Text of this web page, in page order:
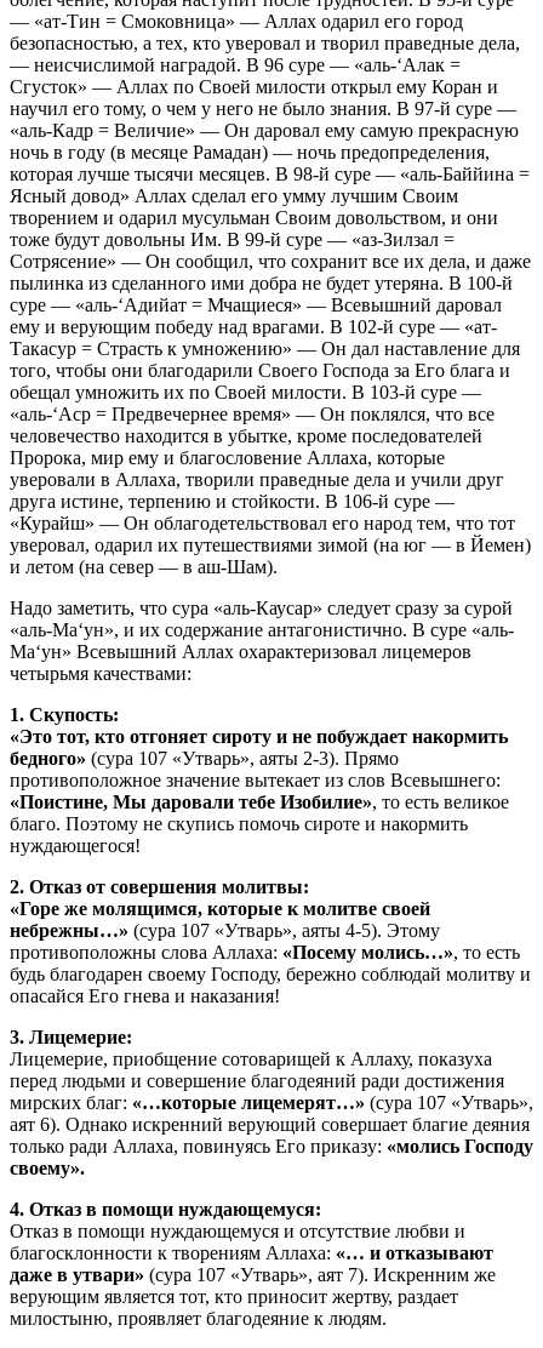
— «ат-Тин = Смоковница» — Аллах одарил его город
безопасностью, а тех, кто уверовал и творил праведные дела,
— неисчислимой наградой. В 96 суре — «аль-‘Алак =
Сгусток» — Аллах по Своей милости открыл ему Коран и
научил его тому, о чем у него не было знания. В 97-й суре —
«аль-Кадр = Величие» — Он даровал ему самую прекрасную
ночь в году (в месяце Рамадан) — ночь предопределения,
которая лучше тысячи месяцев. В 98-й суре — «аль-Баййина =
Ясный довод» Аллах сделал его умму лучшим Своим
творением и одарил мусульман Своим довольством, и они
тоже будут довольны Им. В 99-й суре — «аз-Зилзал =
Сотрясение» — Он сообщил, что сохранит все их дела, и даже
пылинка из сделанного ими добра не будет утеряна. В 100-й
суре — «аль-‘Адийат = Мчащиеся» — Всевышний даровал
ему и верующим победу над врагами. В 102-й суре — «ат-
Такасур = Страсть к умножению» — Он дал наставление для
того, чтобы они благодарили Своего Господа за Его блага и
обещал умножить их по Своей милости. В 103-й суре —
«аль-‘Аср = Предвечернее время» — Он поклялся, что все
человечество находится в убытке, кроме последователей
Пророка, мир ему и благословение Аллаха, которые
уверовали в Аллаха, творили праведные дела и учили друг
друга истине, терпению и стойкости. В 106-й суре —
«Курайш» — Он облагодетельствовал его народ тем, что тот
уверовал, одарил их путешествиями зимой (на юг — в Йемен)
и летом (на север — в аш-Шам).
Надо заметить, что сура «аль-Каусар» следует сразу за сурой
«аль-Ма‘ун», и их содержание антагонистично. В суре «аль-
Ма‘ун» Всевышний Аллах охарактеризовал лицемеров
четырьмя качествами:
1. Скупость:
«Это тот, кто отгоняет сироту и не побуждает накормить
бедного» (сура 107 «Утварь», аяты 2-3). Прямо
противоположное значение вытекает из слов Всевышнего:
«Поистине, Мы даровали тебе Изобилие», то есть великое
благо. Поэтому не скупись помочь сироте и накормить
нуждающегося!
2. Отказ от совершения молитвы:
«Горе же молящимся, которые к молитве своей
небрежны…» (сура 107 «Утварь», аяты 4-5). Этому
противоположны слова Аллаха: «Посему молись…», то есть
будь благодарен своему Господу, бережно соблюдай молитву и
опасайся Его гнева и наказания!
3. Лицемерие:
Лицемерие, приобщение сотоварищей к Аллаху, показуха
перед людьми и совершение благодеяний ради достижения
мирских благ: «…которые лицемерят…» (сура 107 «Утварь»,
аят 6). Однако искренний верующий совершает благие деяния
только ради Аллаха, повинуясь Его приказу: «молись Господу
своему».
4. Отказ в помощи нуждающемуся:
Отказ в помощи нуждающемуся и отсутствие любви и
благосклонности к творениям Аллаха: «… и отказывают
даже в утвари» (сура 107 «Утварь», аят 7). Искренним же
верующим является тот, кто приносит жертву, раздает
милостыню, проявляет благодеяние к людям.